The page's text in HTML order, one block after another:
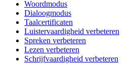
Woordmodus
Dialoogmodus
Taalcertificaten
Luistervaardigheid verbeteren
Spreken verbeteren
Lezen verbeteren
Schrijfvaardigheid verbeteren